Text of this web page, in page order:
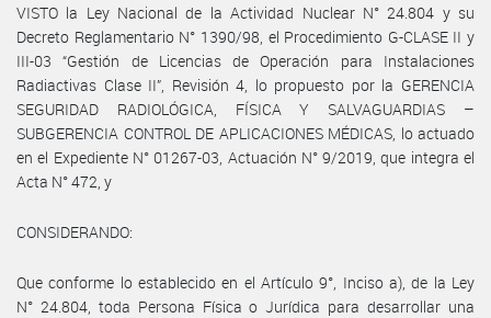
VISTO la Ley Nacional de la Actividad Nuclear N° 24.804 y su
Decreto Reglamentario N° 1390/98, el Procedimiento G-CLASE II y
III-03 “Gestión de Licencias de Operación para Instalaciones
Radiactivas Clase II”, Revisión 4, lo propuesto por la GERENCIA
SEGURIDAD RADIOLÓGICA, FÍSICA Y SALVAGUARDIAS –
SUBGERENCIA CONTROL DE APLICACIONES MÉDICAS, lo actuado
en el Expediente N° 01267-03, Actuación N° 9/2019, que integra el
Acta N° 472, y
CONSIDERANDO:
Que conforme lo establecido en el Artículo 9°, Inciso a), de la Ley
N° 24.804, toda Persona Física o Jurídica para desarrollar una